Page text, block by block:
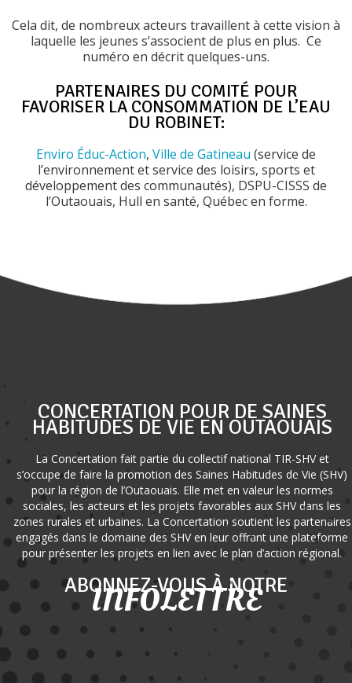
Cela dit, de nombreux acteurs travaillent à cette vision à
laquelle les jeunes s’associent de plus en plus. Ce
numéro en décrit quelques-uns.
PARTENAIRES DU COMITÉ POUR
FAVORISER LA CONSOMMATION DE L’EAU
DU ROBINET:
Enviro Éduc-Action, Ville de Gatineau (service de
l’environnement et service des loisirs, sports et
développement des communautés), DSPU-CISSS de
l’Outaouais, Hull en santé, Québec en forme.
CONCERTATION POUR DE SAINES
HABITUDES DE VIE EN OUTAOUAIS
La Concertation fait partie du collectif national TIR-SHV et
s’occupe de faire la promotion des Saines Habitudes de Vie (SHV)
pour la région de l’Outaouais. Elle met en valeur les normes
sociales, les acteurs et les projets favorables aux SHV dans les
zones rurales et urbaines. La Concertation soutient les partenaires
engagés dans le domaine des SHV en leur offrant une plateforme
pour présenter les projets en lien avec le plan d’action régional.
ABONNEZ-VOUS À NOTRE
INFOLETTRE